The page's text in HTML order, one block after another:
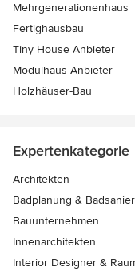
Mehrgenerationenhaus
Fertighausbau
Tiny House Anbieter
Modulhaus-Anbieter
Holzhäuser-Bau
Expertenkategorie
Architekten
Badplanung &
Bauunternehmen
Innenarchitekten
Interior Designer &